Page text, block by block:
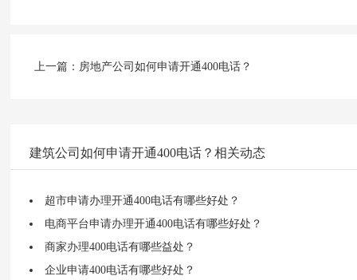
上一篇： 房地产公司如何申请开通400电话？
建筑公司如何申请开通400电话？相关动态
超市申请办理开通400电话有哪些好处？
电商平台申请办理开通400电话有哪些好处？
商家办理400电话有哪些益处？
企业申请400电话有哪些好处？